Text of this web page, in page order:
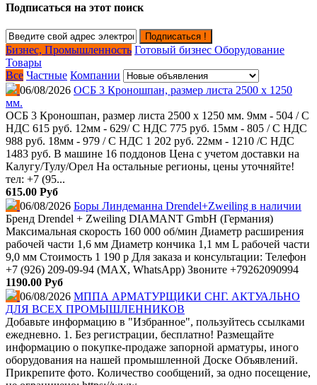
Подписаться на этот поиск
Подписаться !
Бизнес, Промышленность Готовый бизнес Оборудование
Товары
Все Частные Компании
06/08/2026 ОСБ 3 Кроношпан, размер листа 2500 х 1250
мм.
ОСБ 3 Кроношпан, размер листа 2500 х 1250 мм. 9мм - 504 / С
НДС 615 руб. 12мм - 629/ С НДС 775 руб. 15мм - 805 / С НДС
988 руб. 18мм - 979 / С НДС 1 202 руб. 22мм - 1210 /С НДС
1483 руб. В машине 16 поддонов Цена с учетом доставки на
Калугу/Тулу/Орел На остальные регионы, цены уточняйте!
тел: +7 (95...
615.00 Руб
06/08/2026 Боры Линдеманна Drendel+Zweiling в наличии
Бренд Drendel + Zweiling DIAMANT GmbH (Германия)
Максимальная скорость 160 000 об/мин Диаметр расширения
рабочей части 1,6 мм Диаметр кончика 1,1 мм L рабочей части
9,0 мм Стоимость 1 190 р Для заказа и консультации: Телефон
+7 (926) 209-09-94 (МАХ, WhatsApp) Звоните +79262090994
1190.00 Руб
06/08/2026 МППА АРМАТУРЩИКИ СНГ. АКТУАЛЬНО
ДЛЯ ВСЕХ ПРОМЫШЛЕННИКОВ
Добавьте информацию в "Избранное", пользуйтесь ссылками
ежедневно. 1. Без регистрации, бесплатно! Размещайте
информацию о покупке-продаже запорной арматуры, иного
оборудования на нашей промышленной Доске Объявлений.
Прикрепите фото. Количество сообщений, за одно посещение,